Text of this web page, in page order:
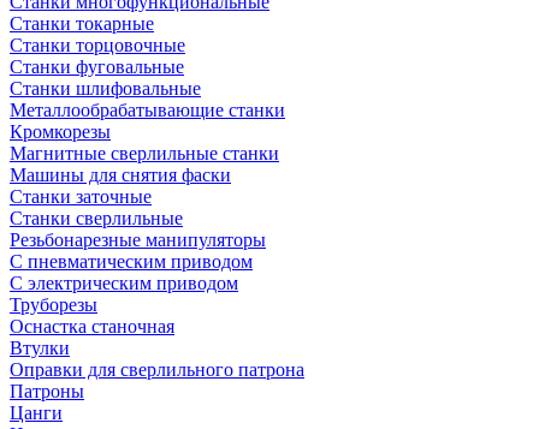
Станки токарные
Станки торцовочные
Станки фуговальные
Станки шлифовальные
Металлообрабатывающие станки
Кромкорезы
Магнитные сверлильные станки
Машины для снятия фаски
Станки заточные
Станки сверлильные
Резьбонарезные манипуляторы
С пневматическим приводом
С электрическим приводом
Труборезы
Оснастка станочная
Втулки
Оправки для сверлильного патрона
Патроны
Цанги